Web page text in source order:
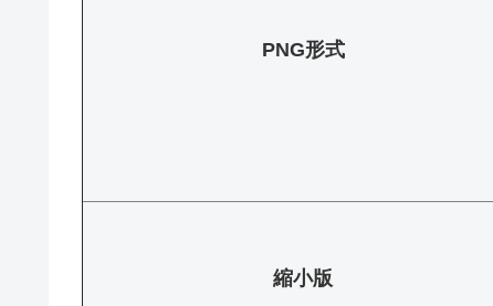
PNG形式
縮小版